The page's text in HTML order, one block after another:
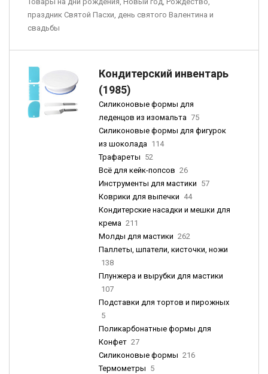
праздник Святой Пасхи, день святого Валентина и
свадьбы
Кондитерский инвентарь
(1985)
Силиконовые формы для
леденцов из изомальта 75
Силиконовые формы для фигурок
из шоколада 114
Трафареты 52
Всё для кейк-попсов 26
Инструменты для мастики 57
Коврики для выпечки 44
Кондитерские насадки и мешки для
крема 211
Молды для мастики 262
Паллеты, шпатели, кисточки, ножи
138
Плунжера и вырубки для мастики
107
Подставки для тортов и пирожных
5
Поликарбонатные формы для
Конфет 27
Силиконовые формы 216
Термометры 5